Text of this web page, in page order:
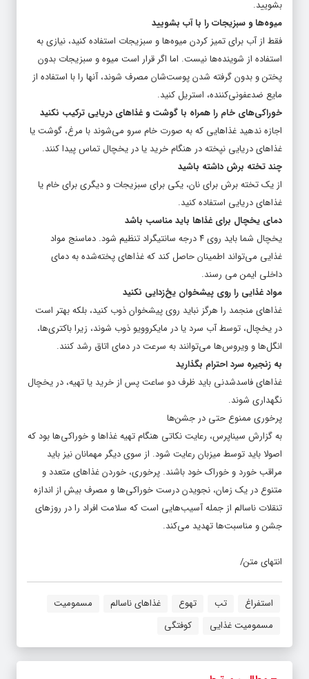
میوه‌ها و سبزیجات را با آب بشویید
فقط از آب برای تمیز کردن میوه‌ها و سبزیجات استفاده کنید، نیازی به
استفاده از شوینده‌ها نیست. اما اگر قرار است میوه و سبزیجات بدون
پختن و بدون گرفته شدن پوست‌شان مصرف شوند، آنها را با استفاده از
مایع ضدعفونی‌کننده، استریل کنید.
خوراکی‌های خام را همراه با گوشت و غذاهای دریایی ترکیب نکنید
اجازه ندهید غذاهایی که به صورت خام سرو می‌شوند با مرغ، گوشت یا
غذاهای دریایی نپخته در هنگام خرید یا در یخچال تماس پیدا کنند.
چند تخته برش داشته باشید
از یک تخته برش برای نان، یکی برای سبزیجات و دیگری برای خام یا
غذاهای دریایی استفاده کنید.
دمای یخچال برای غذاها باید مناسب باشد
یخچال شما باید روی ۴ درجه سانتیگراد تنظیم شود. دماسنج مواد
غذایی می‌تواند اطمینان حاصل کند که غذاهای پخته‌شده به دمای
داخلی ایمن می رسند.
مواد غذایی را روی پیشخوان یخ‌زدایی نکنید
غذاهای منجمد را هرگز نباید روی پیشخوان ذوب کنید، بلکه بهتر است
در یخچال، توسط آب سرد یا در مایکروویو ذوب شوند، زیرا باکتری‌ها،
انگل‌ها و ویروس‌ها می‌توانند به سرعت در دمای اتاق رشد کنند.
به زنجیره سرد احترام بگذارید
غذاهای فاسدشدنی باید ظرف دو ساعت پس از خرید یا تهیه، در یخچال
نگهداری شوند.
پرخوری ممنوع حتی در جشن‌ها
به گزارش سیناپرس، رعایت نکاتی هنگام تهیه غذاها و خوراکی‌ها بود که
اصولا باید توسط میزبان رعایت شود. از سوی دیگر مهمانان نیز باید
مراقب خورد و خوراک خود باشند. پرخوری، خوردن غذاهای متعدد و
متنوع در یک زمان، نجویدن درست خوراکی‌ها و مصرف بیش از اندازه
تنقلات ناسالم از جمله آسیب‌هایی است که سلامت افراد را در روزهای
جشن و مناسبت‌ها تهدید می‌کند.
استفراغ تب تهوع غذاهای ناسالم
مسمومیت
مسمومیت غذایی
کوفتگی
مطالب مرتبط